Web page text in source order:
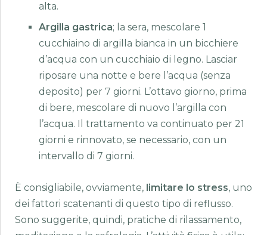
alta.
Argilla gastrica; la sera, mescolare 1
cucchiaino di argilla bianca in un bicchiere
d’acqua con un cucchiaio di legno. Lasciar
riposare una notte e bere l’acqua (senza
deposito) per 7 giorni. L’ottavo giorno, prima
di bere, mescolare di nuovo l’argilla con
l’acqua. Il trattamento va continuato per 21
giorni e rinnovato, se necessario, con un
intervallo di 7 giorni.
È consigliabile, ovviamente, limitare lo stress, uno
dei fattori scatenanti di questo tipo di reflusso.
Sono suggerite, quindi, pratiche di rilassamento,